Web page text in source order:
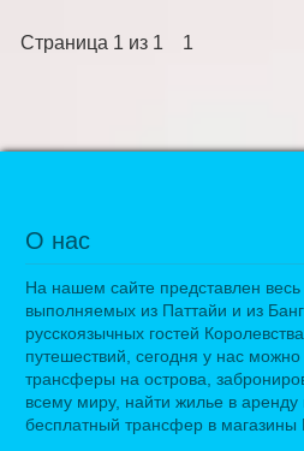
Страница 1 из 1 1
О нас
На нашем сайте представлен весь
выполняемых из Паттайи и из
русскоязычных гостей
путешествий, сегодня у нас можно
трансферы на острова,
всему миру, найти жилье в аренду
бесплатный трансфер в магазины